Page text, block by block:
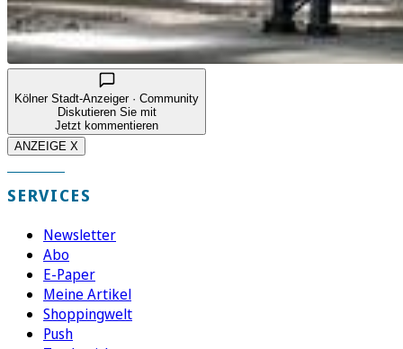
Kölner Stadt-Anzeiger · Community
Diskutieren Sie mit
Jetzt kommentieren
ANZEIGE X
SERVICES
Newsletter
Abo
E-Paper
Meine Artikel
Shoppingwelt
Push